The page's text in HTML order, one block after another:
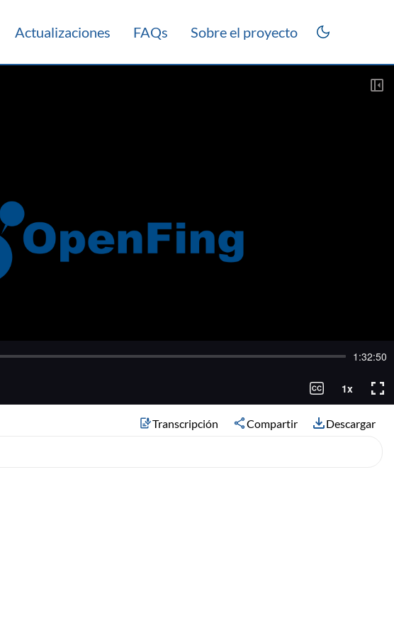
Actualizaciones FAQs Sobre el proyecto
Transcripción Compartir Descargar